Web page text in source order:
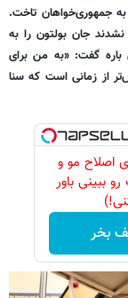
جمهوری‌خواهان تاخت.
جان بولتون را به
باره گفت: «به من برای
داده‌اند که البته ۴۵ ثانیه بیش‌تر از زمانی است که سنا
اصلاح مو و
ببینی باور
بخر